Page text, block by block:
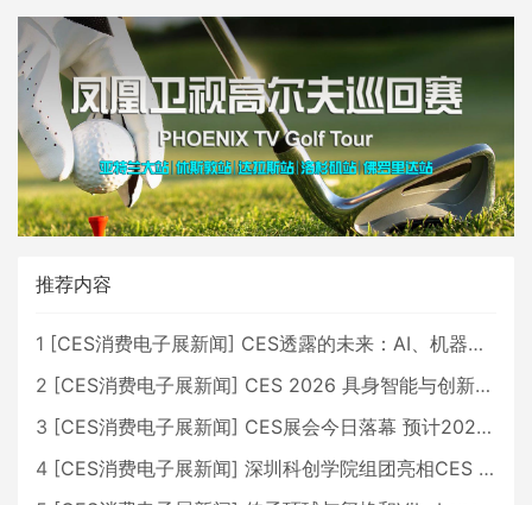
推荐内容
1 [CES消费电子展新闻] CES透露的未来：AI、机器人与智能生活大爆发
2 [CES消费电子展新闻] CES 2026 具身智能与创新领域 中国公司大放异彩
3 [CES消费电子展新闻] CES展会今日落幕 预计2026行业收入将超五千亿美元
4 [CES消费电子展新闻] 深圳科创学院组团亮相CES 广受好评